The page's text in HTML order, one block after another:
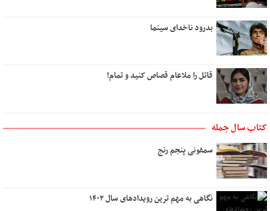
بدرود ناخدای سینما
قاتل را ملاعام قصاص کنید و تمام!
کتاب سال جمله
سمفونی پنجم رنج
نگاهی به مهم ترین رویدادهای سال ۱۴۰۲